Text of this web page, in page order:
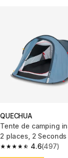
QUECHUA
Tente de camping
2 places, 2
4.6
4.6 out of 5 stars
(497)